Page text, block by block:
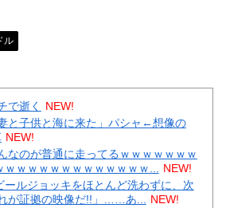
ル
で逝く
NEW!
と子供と海に来た」パシャ←想像の
NEW!
なのが普通に走ってるｗｗｗｗｗｗｗ
ｗｗｗｗｗｗｗｗｗｗｗｗ...
NEW!
ールジョッキをほとんど洗わずに、次
が証拠の映像だ!!」……あ...
NEW!